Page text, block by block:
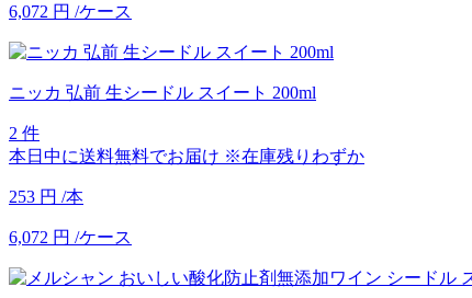
6,072 円 /ケース
ニッカ 弘前 生シードル スイート 200ml
2 件
本日中に送料無料でお届け ※在庫残りわずか
253 円 /本
6,072 円 /ケース